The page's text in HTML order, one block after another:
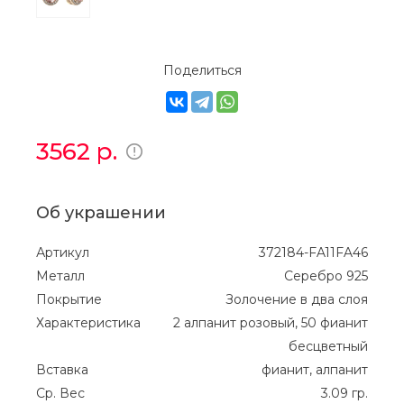
Поделиться
3562 р.
Об украшении
Артикул
372184-FA11FA46
Металл
Серебро 925
Покрытие
Золочение в два слоя
Характеристика
2 алпанит розовый, 50 фианит
бесцветный
Вставка
фианит, алпанит
Ср. Вес
3.09 гр.